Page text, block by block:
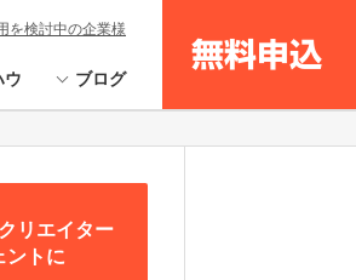
ウ ブログ
無料申込
を検討中の企業様
リエイター
ントに